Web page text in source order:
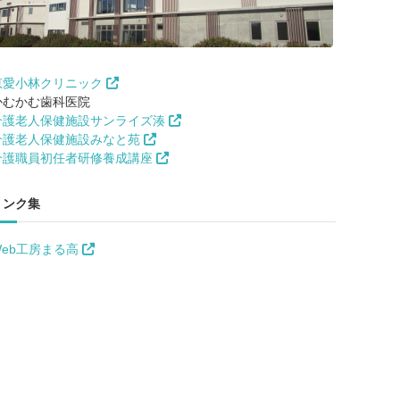
愛小林クリニック
むかむ歯科医院
護老人保健施設サンライズ湊
護老人保健施設みなと苑
護職員初任者研修養成講座
ンク集
工房まる高